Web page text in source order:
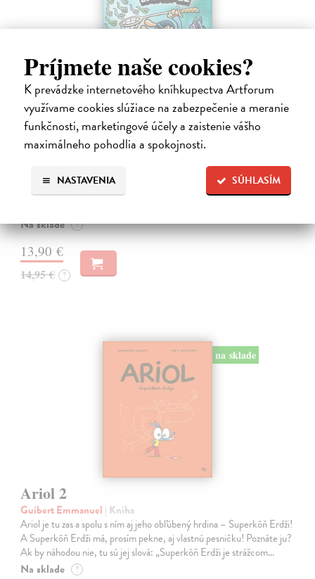
Príjmete naše cookies?
K prevádzke internetového kníhkupectva Artforum
využívame cookies slúžiace na zabezpečenie a meranie
funkčnosti, marketingové účely a zaistenie vášho
maximálneho pohodlia a spokojnosti.
SÚHLASÍM
NASTAVENIA
Dogman 8. Larva 22
Pilkey Dav| Kniha
Dogman je späť! V ôsmej knihe dobrodružstiev svetoznámeho poliša
so psou hlavou náš hrdina čelí zlej Víle Cile, oblude Kôrovi
McStromaldovi, 22 superzúrivým psychokinetickým žubrienkam a
Na sklade ?
13,90 €
14,95 € ?
na sklade
Ariol 2
Guibert Emmanuel | Kniha
Ariol je tu zas a spolu s ním aj jeho obľúbený hrdina – Superkôň Erdži!
A Superkôň Erdži má, prosím pekne, aj vlastnú pesničku! Poznáte ju?
Ak by náhodou nie, tu sú jej slová: „Superkôň Erdži je strážcom…
Na sklade ?